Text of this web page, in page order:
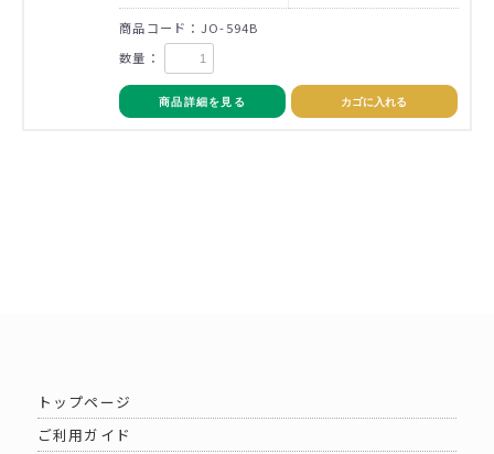
商品コード：JO-594B
数量：
商品詳細を見る カゴに入れる
トップページ
ご利用ガイド